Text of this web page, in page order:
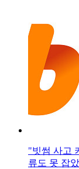
"빗썸 사고
류도 못 잡